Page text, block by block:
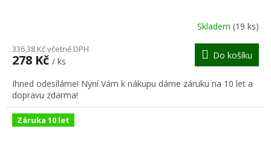
R
M
A
Skladem (19 ks)
336,38 Kč včetně DPH
278 Kč / ks
Do košíku
Ihned odesíláme! Nyní Vám k nákupu dáme záruku na 10 let a
dopravu zdarma!
Záruka 10 let